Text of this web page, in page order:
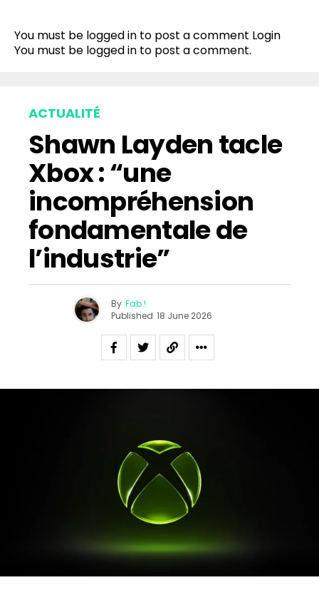
You must be logged in to post a comment Login
You must be logged in to post a comment.
ACTUALITÉ
Shawn Layden tacle
Xbox : “une
incompréhension
fondamentale de
l’industrie”
By Fab !
Published 18 June 2026